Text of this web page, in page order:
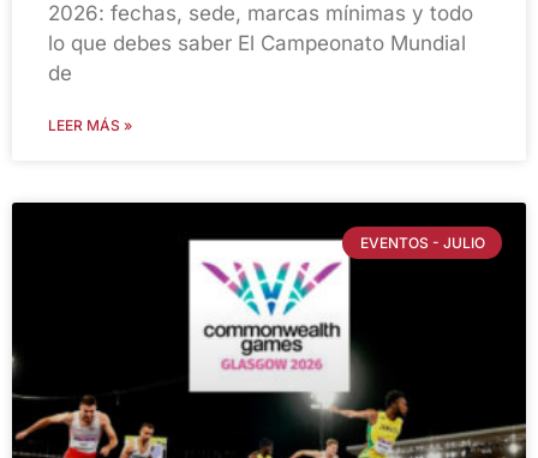
2026: fechas, sede, marcas mínimas y todo
lo que debes saber El Campeonato Mundial
de
LEER MÁS »
EVENTOS - JULIO